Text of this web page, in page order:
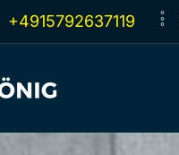
+4915792637119